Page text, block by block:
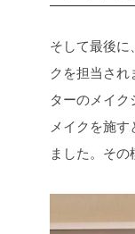
そして最後に
クを担当され
ターのメイク
メイクを施
ました。その